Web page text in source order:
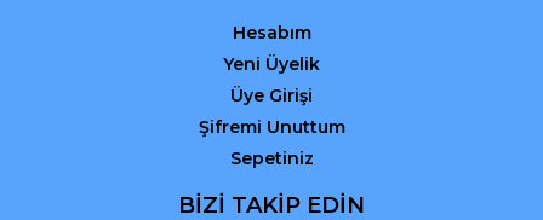
Hesabım
Yeni Üyelik
Üye Girişi
Şifremi Unuttum
Sepetiniz
BİZİ TAKİP EDİN